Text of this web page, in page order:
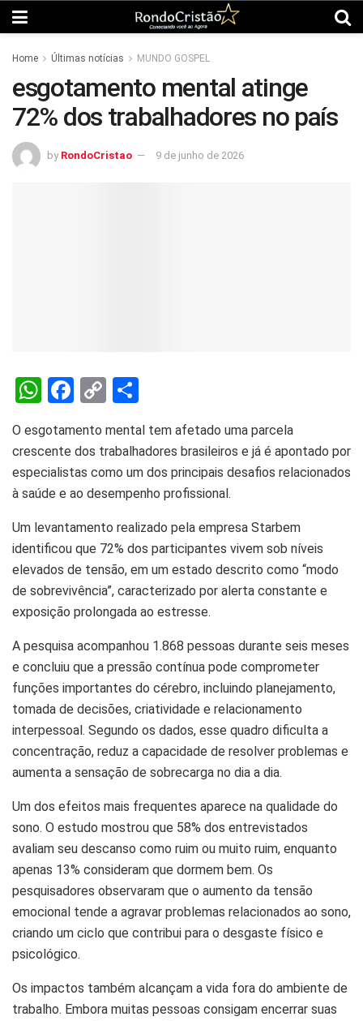
Home Últimas notícias MUNDO GOSPEL
esgotamento mental atinge
72% dos trabalhadores no país
by RondoCristao 9 de junho de 2026
W
at
s
A
p
p
F
ce
b
o
o
k
C
py
Li
n
k
ar
e
O esgotamento mental tem afetado uma parcela
crescente dos trabalhadores brasileiros e já é apontado por
especialistas como um dos principais desafios relacionados
à saúde e ao desempenho profissional.
Um levantamento realizado pela empresa Starbem
identificou que 72% dos participantes vivem sob níveis
elevados de tensão, em um estado descrito como “modo
de sobrevivência”, caracterizado por alerta constante e
exposição prolongada ao estresse.
A pesquisa acompanhou 1.868 pessoas durante seis meses
e concluiu que a pressão contínua pode comprometer
funções importantes do cérebro, incluindo planejamento,
tomada de decisões, criatividade e relacionamento
interpessoal. Segundo os dados, esse quadro dificulta a
concentração, reduz a capacidade de resolver problemas e
aumenta a sensação de sobrecarga no dia a dia.
Um dos efeitos mais frequentes aparece na qualidade do
sono. O estudo mostrou que 58% dos entrevistados
avaliam seu descanso como ruim ou muito ruim, enquanto
apenas 13% consideram que dormem bem. Os
pesquisadores observaram que o aumento da tensão
emocional tende a agravar problemas relacionados ao sono,
criando um ciclo que contribui para o desgaste físico e
psicológico.
Os impactos também alcançam a vida fora do ambiente de
trabalho. Embora muitas pessoas consigam encerrar suas